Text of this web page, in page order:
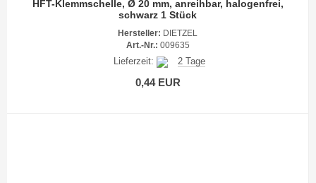
HFT-Klemmschelle, Ø 20 mm, anreihbar, halogenfrei,
schwarz 1 Stück
Hersteller: DIETZEL
Art.-Nr.: 009635
Lieferzeit: 2 Tage
0,44 EUR